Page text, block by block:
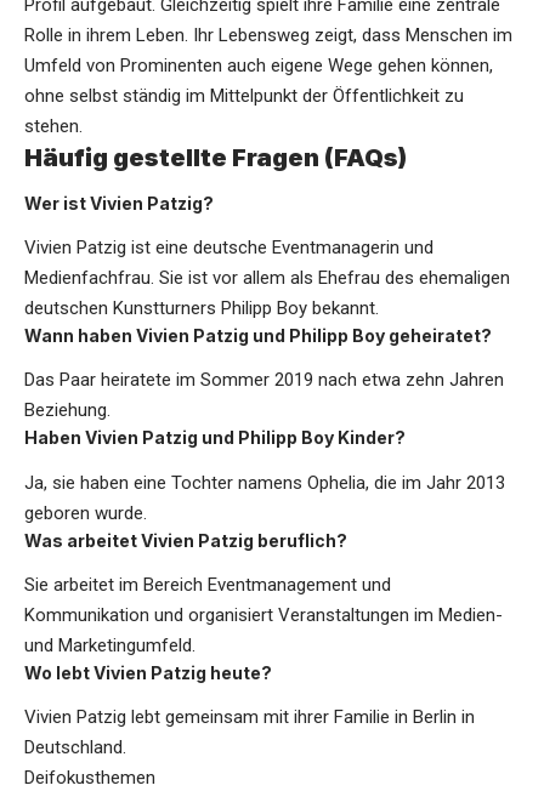
Profil aufgebaut. Gleichzeitig spielt ihre Familie eine zentrale
Rolle in ihrem Leben. Ihr Lebensweg zeigt, dass Menschen im
Umfeld von Prominenten auch eigene Wege gehen können,
ohne selbst ständig im Mittelpunkt der Öffentlichkeit zu
stehen.
Häufig gestellte Fragen (FAQs)
Wer ist Vivien Patzig?
Vivien Patzig ist eine deutsche Eventmanagerin und
Medienfachfrau. Sie ist vor allem als Ehefrau des ehemaligen
deutschen Kunstturners Philipp Boy bekannt.
Wann haben Vivien Patzig und Philipp Boy geheiratet?
Das Paar heiratete im Sommer 2019 nach etwa zehn Jahren
Beziehung.
Haben Vivien Patzig und Philipp Boy Kinder?
Ja, sie haben eine Tochter namens Ophelia, die im Jahr 2013
geboren wurde.
Was arbeitet Vivien Patzig beruflich?
Sie arbeitet im Bereich Eventmanagement und
Kommunikation und organisiert Veranstaltungen im Medien-
und Marketingumfeld.
Wo lebt Vivien Patzig heute?
Vivien Patzig lebt gemeinsam mit ihrer Familie in Berlin in
Deutschland.
Deifokusthemen